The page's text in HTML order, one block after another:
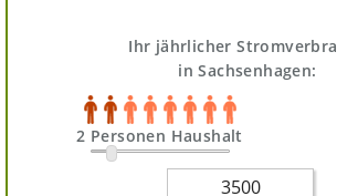
Ihr jährlicher
in Sachsenhagen:
2 Personen Haushalt